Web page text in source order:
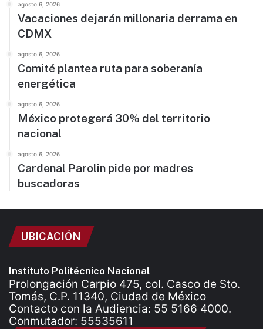
agosto 6, 2026
Vacaciones dejarán millonaria derrama en
CDMX
agosto 6, 2026
Comité plantea ruta para soberanía
energética
agosto 6, 2026
México protegerá 30% del territorio
nacional
agosto 6, 2026
Cardenal Parolin pide por madres
buscadoras
UBICACIÓN
Instituto Politécnico Nacional
Prolongación Carpio 475, col. Casco de Sto.
Tomás, C.P. 11340, Ciudad de México
Contacto con la Audiencia: 55 5166 4000.
Conmutador: 55535611